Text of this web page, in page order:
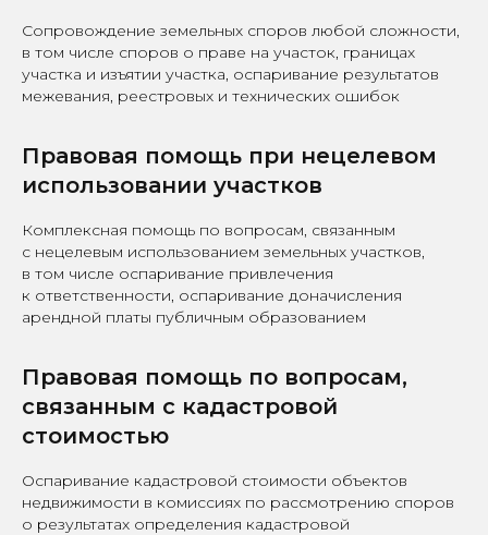
Сопровождение земельных споров любой сложности,
в том числе споров о праве на участок, границах
участка и изъятии участка, оспаривание результатов
межевания, реестровых и технических ошибок
Правовая помощь при нецелевом
использовании участков
Комплексная помощь по вопросам, связанным
с нецелевым использованием земельных участков,
в том числе оспаривание привлечения
к ответственности, оспаривание доначисления
арендной платы публичным образованием
Правовая помощь по вопросам,
связанным с кадастровой
стоимостью
Оспаривание кадастровой стоимости объектов
недвижимости в комиссиях по рассмотрению споров
о результатах определения кадастровой